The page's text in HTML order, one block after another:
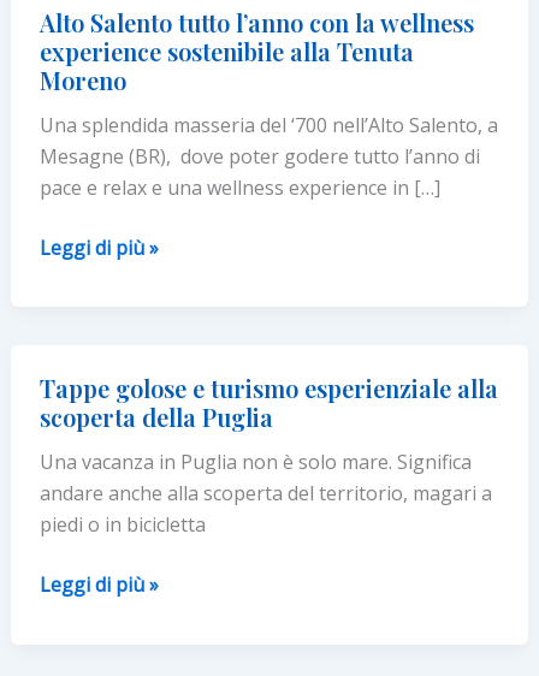
Alto Salento tutto l’anno con la wellness
experience sostenibile alla Tenuta
Moreno
Una splendida masseria del ‘700 nell’Alto Salento, a
Mesagne (BR), dove poter godere tutto l’anno di
pace e relax e una wellness experience in […]
Alto
la
wellness
experience
sostenibile
alla
Moreno
Leggi di più »
Tappe golose e turismo esperienziale alla
scoperta della Puglia
Una vacanza in Puglia non è solo mare. Significa
andare anche alla scoperta del territorio, magari a
piedi o in bicicletta
Tappe
Leggi di più »